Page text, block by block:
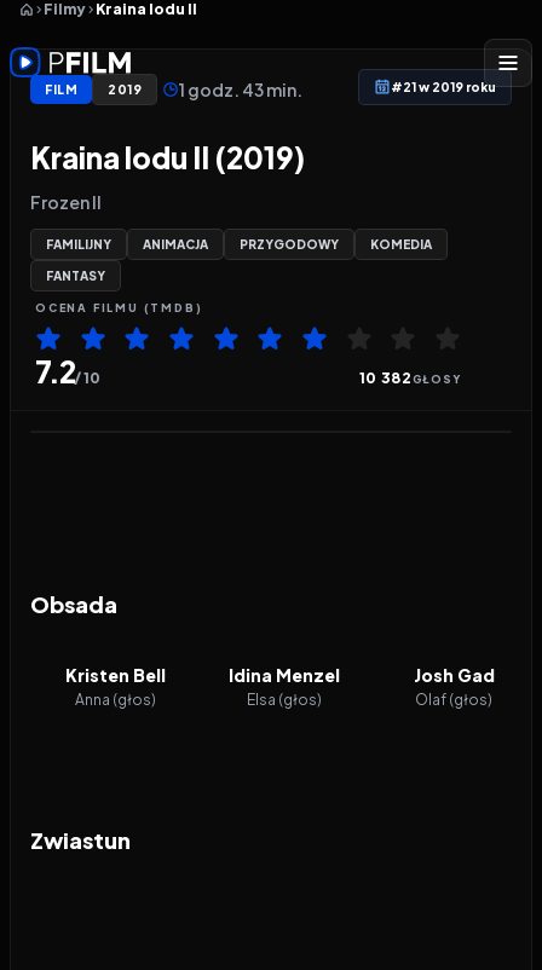
Filmy Kraina lodu II
FILM 2019 1 godz. 43 min. #21 w 2019 roku
Kraina lodu II (2019)
Frozen II
FAMILIJNY ANIMACJA PRZYGODOWY KOMEDIA
FANTASY
OCENA FILMU (TMDB)
7.2/ 10 10 382GŁOSY
Obsada
Kristen Bell
Anna (głos)
Idina Menzel
Elsa (głos)
Josh Gad
Olaf (głos)
Zwiastun